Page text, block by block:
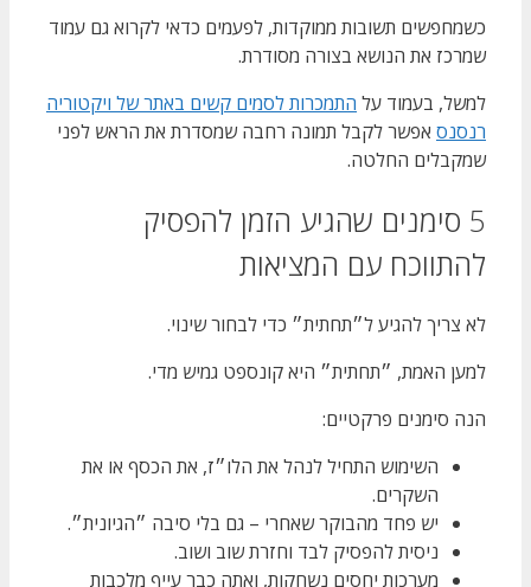
כשמחפשים תשובות ממוקדות, לפעמים כדאי לקרוא גם עמוד
שמרכז את הנושא בצורה מסודרת.
למשל, בעמוד על התמכרות לסמים קשים באתר של ויקטוריה
רנסנס אפשר לקבל תמונה רחבה שמסדרת את הראש לפני
שמקבלים החלטה.
5 סימנים שהגיע הזמן להפסיק
להתווכח עם המציאות
לא צריך להגיע ל״תחתית״ כדי לבחור שינוי.
למען האמת, ״תחתית״ היא קונספט גמיש מדי.
הנה סימנים פרקטיים:
השימוש התחיל לנהל את הלו״ז, את הכסף או את
השקרים.
יש פחד מהבוקר שאחרי – גם בלי סיבה ״הגיונית״.
ניסית להפסיק לבד וחזרת שוב ושוב.
מערכות יחסים נשחקות, ואתה כבר עייף מלכבות